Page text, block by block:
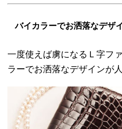
バイカラーでお洒落なデザ
一度使えば虜になるＬ字フ
ラーでお洒落なデザインが人